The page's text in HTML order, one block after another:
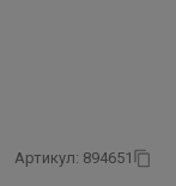
Артикул: 894651